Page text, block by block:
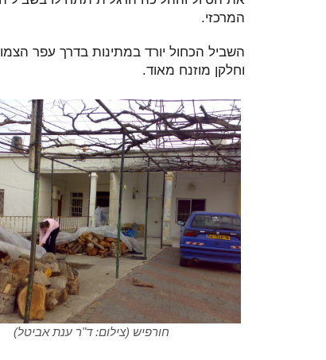
המרכזי.
השביל הכחול יורד במתינות בדרך עפר
וחלקן מוזנח מאוד.
חורפיש (צילום: ד"ר ענת אביטל)